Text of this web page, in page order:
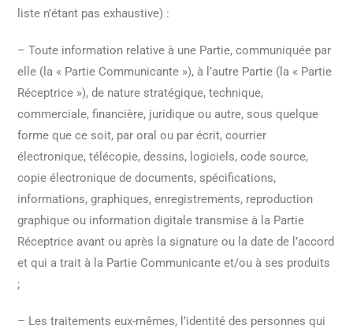
liste n’étant pas exhaustive) :
– Toute information relative à une Partie, communiquée par
elle (la « Partie Communicante »), à l’autre Partie (la « Partie
Réceptrice »), de nature stratégique, technique,
commerciale, financière, juridique ou autre, sous quelque
forme que ce soit, par oral ou par écrit, courrier
électronique, télécopie, dessins, logiciels, code source,
copie électronique de documents, spécifications,
informations, graphiques, enregistrements, reproduction
graphique ou information digitale transmise à la Partie
Réceptrice avant ou après la signature ou la date de l’accord
et qui a trait à la Partie Communicante et/ou à ses produits
;
– Les traitements eux-mêmes, l’identité des personnes qui